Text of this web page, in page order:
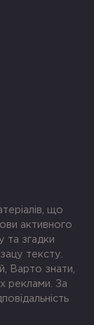
що
активного
та згадки
тексту.
Варто знати,
реклами. За